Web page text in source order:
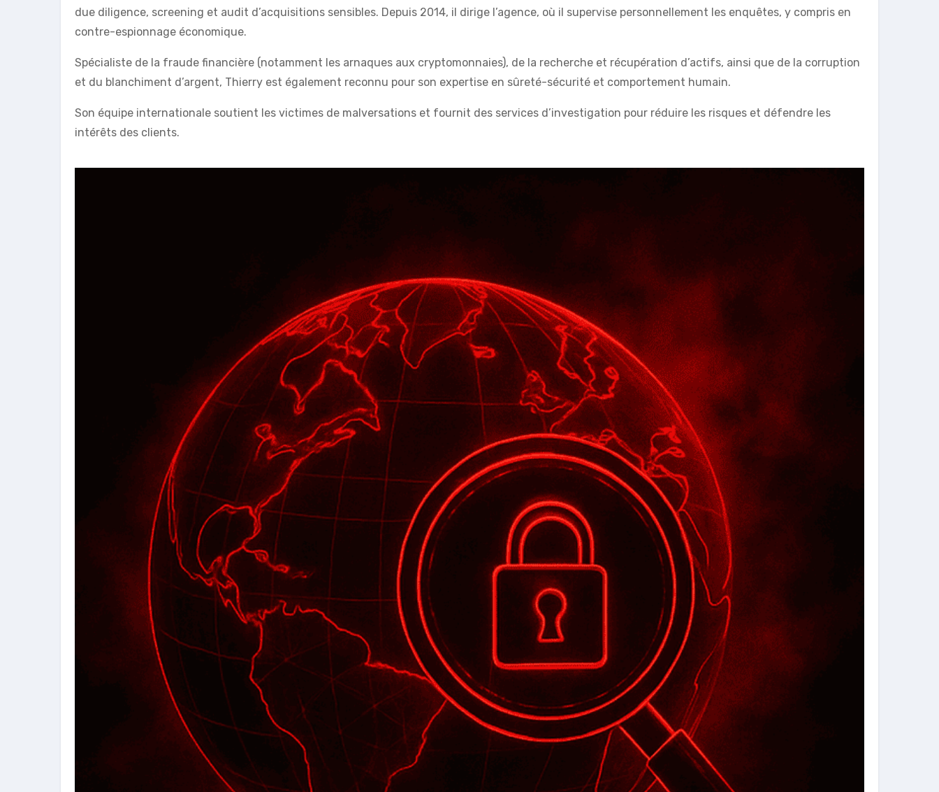
due diligence, screening et audit d’acquisitions sensibles. Depuis 2014, il dirige l’agence, où il supervise personnellement les enquêtes, y compris en
contre-espionnage économique.
Spécialiste de la fraude financière (notamment les arnaques aux cryptomonnaies), de la recherche et récupération d’actifs, ainsi que de la corruption
et du blanchiment d’argent, Thierry est également reconnu pour son expertise en sûreté-sécurité et comportement humain.
Son équipe internationale soutient les victimes de malversations et fournit des services d’investigation pour réduire les risques et défendre les
intérêts des clients.